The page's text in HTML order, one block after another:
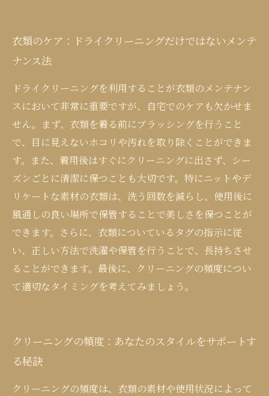
衣類のケア：ドライクリーニングだけではないメンテ
ナンス法
ドライクリーニングを利用することが衣類のメンテナン
スにおいて非常に重要ですが、自宅でのケアも欠かせま
せん。まず、衣類を着る前にブラッシングを行うこと
で、目に見えないホコリや汚れを取り除くことができま
す。また、着用後はすぐにクリーニングに出さず、シー
ズンごとに清潔に保つことも大切です。特にニットやデ
リケートな素材の衣類は、洗う回数を減らし、使用後に
風通しの良い場所で保管することで美しさを保つことが
できます。さらに、衣類についているタグの指示に従
い、正しい方法で洗濯や保管を行うことで、長持ちさせ
ることができます。最後に、クリーニングの頻度につい
て適切なタイミングを考えてみましょう。
クリーニングの頻度：あなたのスタイルをサポートす
る秘訣
クリーニングの頻度は、衣類の素材や使用状況によって